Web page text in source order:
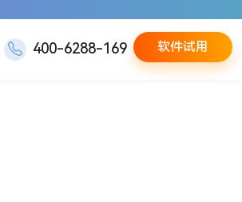
400-6288-169 软件试用